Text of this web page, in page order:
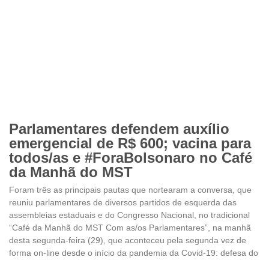
Parlamentares defendem auxílio
emergencial de R$ 600; vacina para
todos/as e #ForaBolsonaro no Café
da Manhã do MST
Foram três as principais pautas que nortearam a conversa, que
reuniu parlamentares de diversos partidos de esquerda das
assembleias estaduais e do Congresso Nacional, no tradicional
“Café da Manhã do MST Com as/os Parlamentares”, na manhã
desta segunda-feira (29), que aconteceu pela segunda vez de
forma on-line desde o início da pandemia da Covid-19: defesa do